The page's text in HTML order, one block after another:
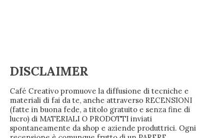
DISCLAIMER
Café Creativo promuove la diffusione di tecniche e
materiali di fai da te, anche attraverso RECENSIONI
(fatte in buona fede, a titolo gratuito e senza fine di
lucro) di MATERIALI O PRODOTTI inviati
spontaneamente da shop e aziende produttrici. Ogni